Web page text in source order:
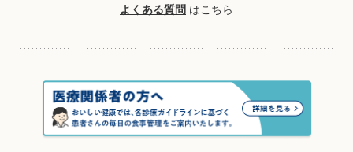
よくある質問 はこちら